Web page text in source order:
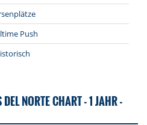
Push
NORTE CHART - 1 JAHR -